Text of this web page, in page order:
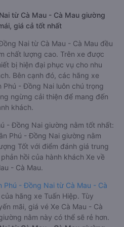
từ Cà Mau - Cà Mau giường
giá cả tốt nhất
Nai từ Cà Mau - Cà Mau đều
chất lượng cao. Trên xe được
bị hiện đại phục vụ cho nhu
Bên cạnh đó, các hãng xe
Phú - Đồng Nai luôn chú trọng
ngừng cải thiện để mang đến
khách.
- Đồng Nai giường nằm tốt nhất:
Phú - Đồng Nai giường nằm
Tốt với điểm đánh giá trung
hồi của hành khách Xe về
- Cà Mau.
Phú - Đồng Nai từ Cà Mau - Cà
hãng xe Tuấn Hiệp. Tùy
mãi, giá vé Xe Cà Mau - Cà
nằm này có thể sẽ rẻ hơn.